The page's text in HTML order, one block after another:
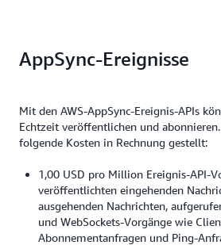
AppSync-Ereignisse
Mit den AWS-AppSync-Ereignis-APIs
Echtzeit veröffentlichen und
folgende Kosten in Rechnung gestellt:
1,00 USD pro Million Ereignis-API-
veröffentlichten eingehenden
ausgehenden Nachrichten,
und WebSockets-Vorgänge wie
Abonnementanfragen und Ping-